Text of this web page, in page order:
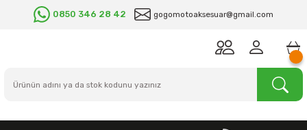
0850 346 28 42 gogomotoaksesuar@gmail.com